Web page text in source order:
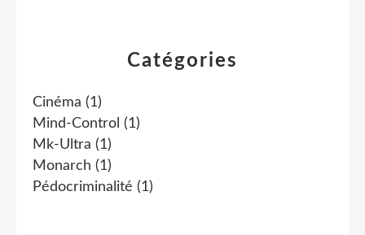
Catégories
Cinéma (1)
Mind-Control (1)
Mk-Ultra (1)
Monarch (1)
Pédocriminalité (1)